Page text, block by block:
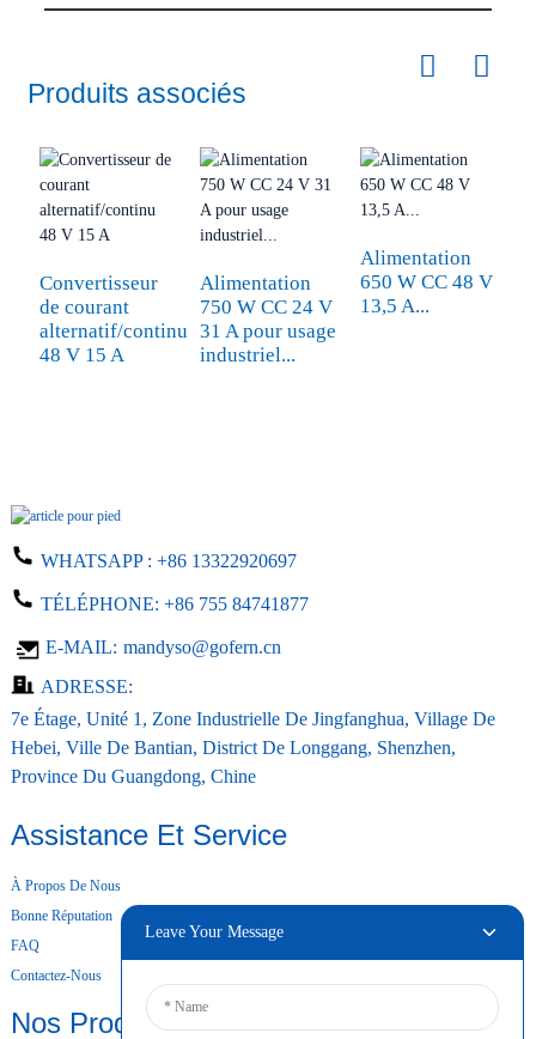
Produits associés
Convertisseur
de courant
alternatif/continu
48 V 15 A
Alimentation
750 W CC 24 V
31 A pour usage
industriel...
Alimentation
650 W CC 48 V
13,5 A...
WHATSAPP : +86 13322920697
TÉLÉPHONE: +86 755 84741877
E-MAIL: mandyso@gofern.cn
ADRESSE:
7e Étage, Unité 1, Zone Industrielle De Jingfanghua, Village De
Hebei, Ville De Bantian, District De Longgang, Shenzhen,
Province Du Guangdong, Chine
Assistance Et Service
À Propos De Nous
Bonne Réputation
FAQ
Contactez-Nous
Nos Produits
Leave Your Message